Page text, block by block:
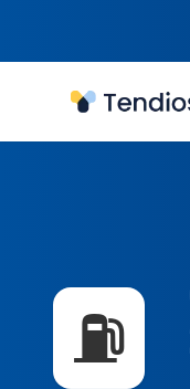
Tendios
⛽